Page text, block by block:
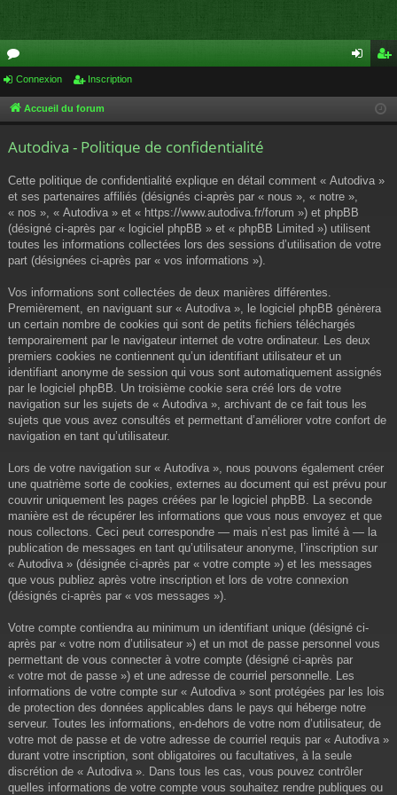
or
u cri
Connexion Inscription
Accueil du forum
Autodiva - Politique de confidentialité
Cette politique de confidentialité explique en détail comment « Autodiva »
et ses partenaires affiliés (désignés ci-après par « nous », « notre »,
« nos », « Autodiva » et « https://www.autodiva.fr/forum ») et phpBB
(désigné ci-après par « logiciel phpBB » et « phpBB Limited ») utilisent
toutes les informations collectées lors des sessions d’utilisation de votre
part (désignées ci-après par « vos informations »).
Vos informations sont collectées de deux manières différentes.
Premièrement, en naviguant sur « Autodiva », le logiciel phpBB génèrera
un certain nombre de cookies qui sont de petits fichiers téléchargés
temporairement par le navigateur internet de votre ordinateur. Les deux
premiers cookies ne contiennent qu’un identifiant utilisateur et un
identifiant anonyme de session qui vous sont automatiquement assignés
par le logiciel phpBB. Un troisième cookie sera créé lors de votre
navigation sur les sujets de « Autodiva », archivant de ce fait tous les
sujets que vous avez consultés et permettant d’améliorer votre confort de
navigation en tant qu’utilisateur.
Lors de votre navigation sur « Autodiva », nous pouvons également créer
une quatrième sorte de cookies, externes au document qui est prévu pour
couvrir uniquement les pages créées par le logiciel phpBB. La seconde
manière est de récupérer les informations que vous nous envoyez et que
nous collectons. Ceci peut correspondre — mais n’est pas limité à — la
publication de messages en tant qu’utilisateur anonyme, l’inscription sur
« Autodiva » (désignée ci-après par « votre compte ») et les messages
que vous publiez après votre inscription et lors de votre connexion
(désignés ci-après par « vos messages »).
Votre compte contiendra au minimum un identifiant unique (désigné ci-
après par « votre nom d’utilisateur ») et un mot de passe personnel vous
permettant de vous connecter à votre compte (désigné ci-après par
« votre mot de passe ») et une adresse de courriel personnelle. Les
informations de votre compte sur « Autodiva » sont protégées par les lois
de protection des données applicables dans le pays qui héberge notre
serveur. Toutes les informations, en-dehors de votre nom d’utilisateur, de
votre mot de passe et de votre adresse de courriel requis par « Autodiva »
durant votre inscription, sont obligatoires ou facultatives, à la seule
discrétion de « Autodiva ». Dans tous les cas, vous pouvez contrôler
quelles informations de votre compte vous souhaitez rendre publiques ou